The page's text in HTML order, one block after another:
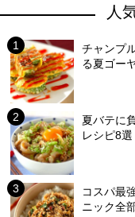
人
チャンプ
る夏ゴー
夏バテに
レシピ8選
コスパ最
ニック全